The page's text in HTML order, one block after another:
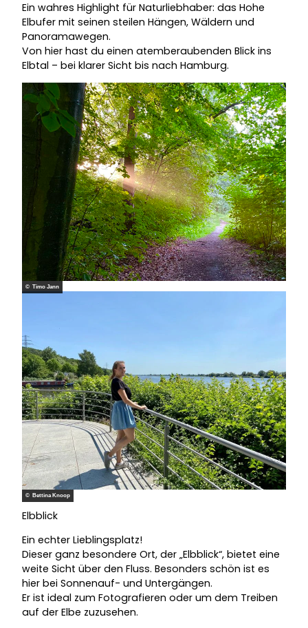
Ein wahres Highlight für Naturliebhaber: das Hohe
Elbufer mit seinen steilen Hängen, Wäldern und
Panoramawegen.
Von hier hast du einen atemberaubenden Blick ins
Elbtal – bei klarer Sicht bis nach Hamburg.
© Timo Jann
© Bettina Knoop
Elbblick
Ein echter Lieblingsplatz!
Dieser ganz besondere Ort, der „Elbblick“, bietet eine
weite Sicht über den Fluss. Besonders schön ist es
hier bei Sonnenauf- und Untergängen.
Er ist ideal zum Fotografieren oder um dem Treiben
auf der Elbe zuzusehen.